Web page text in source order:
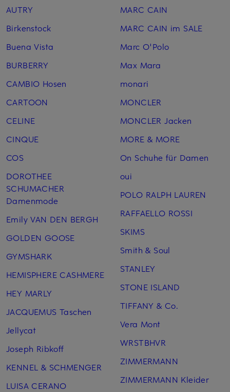
AUTRY
Birkenstock
Buena Vista
BURBERRY
CAMBIO Hosen
CARTOON
CELINE
CINQUE
COS
DOROTHEE
SCHUMACHER
Damenmode
Emily VAN DEN BERGH
GOLDEN GOOSE
GYMSHARK
HEMISPHERE CASHMERE
HEY MARLY
JACQUEMUS Taschen
Jellycat
Joseph Ribkoff
KENNEL & SCHMENGER
LUISA CERANO
MARC CAIN
MARC CAIN im SALE
Marc O'Polo
Max Mara
monari
MONCLER
MONCLER Jacken
MORE & MORE
On Schuhe für Damen
oui
POLO RALPH LAUREN
RAFFAELLO ROSSI
SKIMS
Smith & Soul
STANLEY
STONE ISLAND
TIFFANY & Co.
Vera Mont
WRSTBHVR
ZIMMERMANN
ZIMMERMANN Kleider